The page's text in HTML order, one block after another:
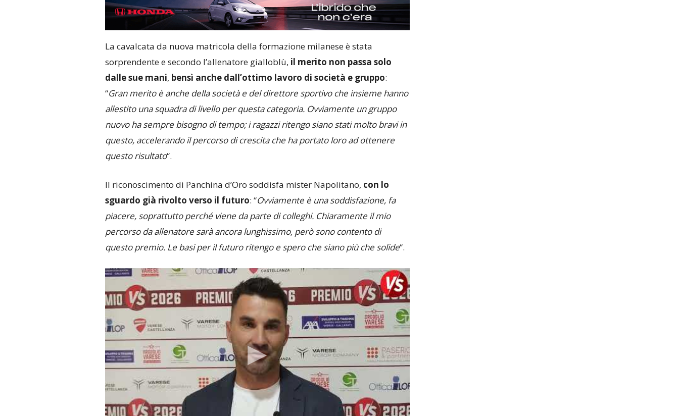
La cavalcata da nuova matricola della formazione milanese è stata
sorprendente e secondo l’allenatore gialloblù, il merito non passa solo
dalle sue mani, bensì anche dall’ottimo lavoro di società e gruppo:
“Gran merito è anche della società e del direttore sportivo che insieme hanno
allestito una squadra di livello per questa categoria. Ovviamente un gruppo
nuovo ha sempre bisogno di tempo; i ragazzi ritengo siano stati molto bravi in
questo, accelerando il percorso di crescita che ha portato loro ad ottenere
questo risultato“.
Il riconoscimento di Panchina d’Oro soddisfa mister Napolitano, con lo
sguardo già rivolto verso il futuro: “Ovviamente è una soddisfazione, fa
piacere, soprattutto perché viene da parte di colleghi. Chiaramente il mio
percorso da allenatore sarà ancora lunghissimo, però sono contento di
questo premio. Le basi per il futuro ritengo e spero che siano più che solide“.